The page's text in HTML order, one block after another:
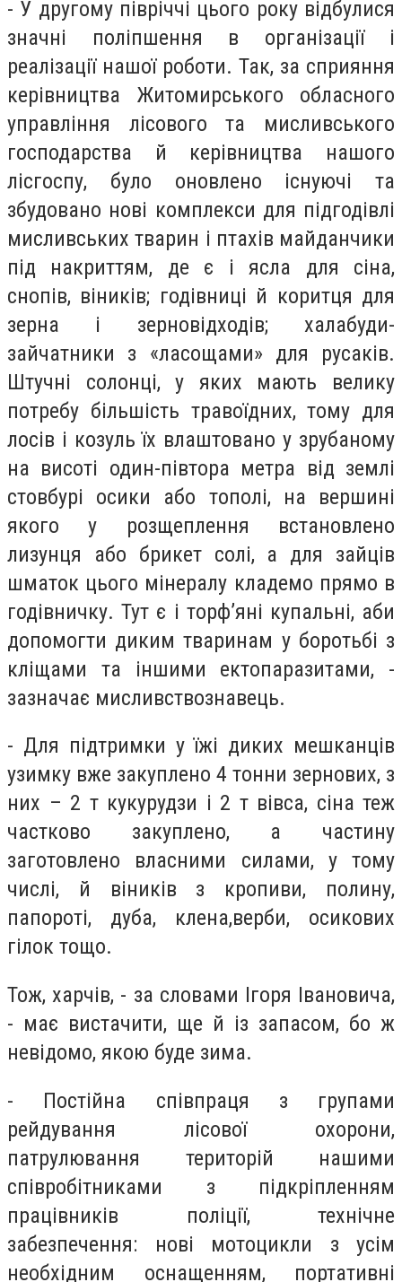
- У другому півріччі цього року відбулися
значні поліпшення в організації і
реалізації нашої роботи. Так, за сприяння
керівництва Житомирського обласного
управління лісового та мисливського
господарства й керівництва нашого
лісгоспу, було оновлено існуючі та
збудовано нові комплекси для підгодівлі
мисливських тварин і птахів майданчики
під накриттям, де є і ясла для сіна,
снопів, віників; годівниці й коритця для
зерна і зерновідходів; халабуди-
зайчатники з «ласощами» для русаків.
Штучні солонці, у яких мають велику
потребу більшість травоїдних, тому для
лосів і козуль їх влаштовано у зрубаному
на висоті один-півтора метра від землі
стовбурі осики або тополі, на вершині
якого у розщеплення встановлено
лизунця або брикет солі, а для зайців
шматок цього мінералу кладемо прямо в
годівничку. Тут є і торф’яні купальні, аби
допомогти диким тваринам у боротьбі з
кліщами та іншими ектопаразитами, -
зазначає мисливствознавець.
- Для підтримки у їжі диких мешканців
узимку вже закуплено 4 тонни зернових, з
них – 2 т кукурудзи і 2 т вівса, сіна теж
частково закуплено, а частину
заготовлено власними силами, у тому
числі, й віників з кропиви, полину,
папороті, дуба, клена,верби, осикових
гілок тощо.
Тож, харчів, - за словами Ігоря Івановича,
- має вистачити, ще й із запасом, бо ж
невідомо, якою буде зима.
- Постійна співпраця з групами
рейдування лісової охорони,
патрулювання територій нашими
співробітниками з підкріпленням
працівників поліції, технічне
забезпечення: нові мотоцикли з усім
необхідним оснащенням, портативні